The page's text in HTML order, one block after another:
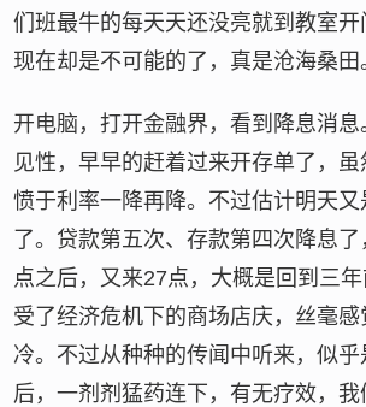
们班最牛的每天天还没亮就到教室开
现在却是不可能的了，真是沧海桑田
开电脑，打开金融界，看到降息消
见性，早早的赶着过来开存单了，
愤于利率一降再降。不过估计明天
了。贷款第五次、存款第四次降息
点之后，又来27点，大概是回到三
受了经济危机下的商场店庆，丝毫
冷。不过从种种的传闻中听来，似
后，一剂剂猛药连下，有无疗效，